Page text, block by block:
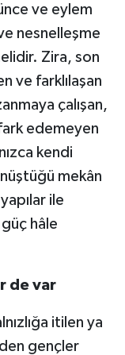
ve eylem
nesnelleşme
Zira, son
ve farklılaşan
çalışan,
edemeyen
kendi
mekân
ile
hâle
de var
itilen ya
gençler